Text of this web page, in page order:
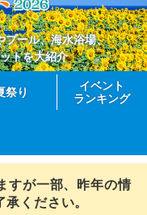
プール、海水浴場、
トを大紹介
祭り
イベント
ランキング
すが一部、昨年の情
ください。